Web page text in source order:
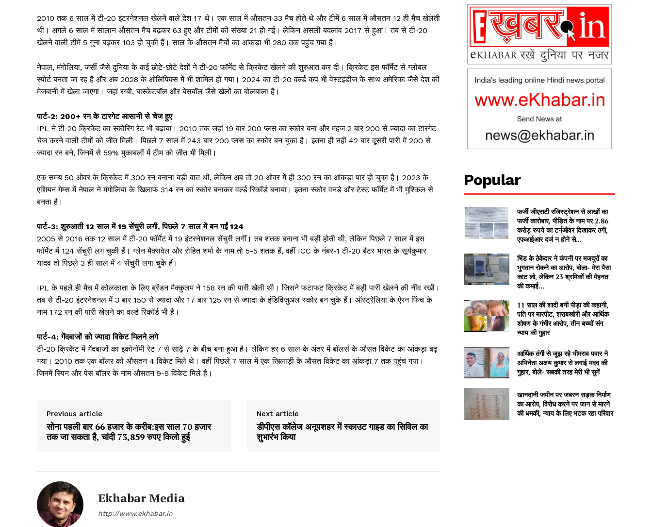
News Week
Magazine PRO
Company
About
My account
2010 तक 6 साल में टी-20 इंटरनेशनल खेलने वाले देश 17 थे। एक साल में औसतन 33 मैच होते थे और टीमें 6 साल में औसतन 12 ही मैच खेलती
थीं। अगले 6 साल में सालान औसतन मैच बढ़कर 63 हुए और टीमों की संख्या 21 हो गई। लेकिन असली बदलाव 2017 से हुआ। तब से टी-20
खेलने वाली टीमें 5 गुना बढ़कर 103 हो चुकी हैं। साल के औसतन मैचों का आंकड़ा भी 280 तक पहुंच गया है।
नेपाल, मंगोलिया, जर्सी जैसे दुनिया के कई छोटे-छोटे देशों ने टी-20 फॉर्मेट से क्रिकेट खेलने की शुरुआत कर दी। क्रिकेट इस फॉर्मेट से ग्लोबल
स्पोर्ट बनता जा रह है और अब 2028 के ओलिंपिक्स में भी शामिल हो गया। 2024 का टी-20 वर्ल्ड कप भी वेस्टइंडीज के साथ अमेरिका जैसे देश की
मेजबानी में खेला जाएगा। जहां रग्बी, बास्केटबॉल और बेसबॉल जैसे खेलों का बोलबाला है।
पार्ट-2: 200+ रन के टारगेट आसानी से चेज हुए
IPL ने टी-20 क्रिकेट का स्कोरिंग रेट भी बढ़ाया। 2010 तक जहां 19 बार 200 प्लस का स्कोर बना और महज 2 बार 200 से ज्यादा का टारगेट
चेज करने वाली टीमों को जीत मिली। पिछले 7 साल में 243 बार 200 प्लस का स्कोर बन चुका है। इतना ही नहीं 42 बार दूसरी पारी में 200 से
ज्यादा रन बने, जिनमें से 59% मुकाबलों में टीम को जीत भी मिली।
एक समय 50 ओवर के क्रिकेट में 300 रन बनाना बड़ी बात थी, लेकिन अब तो 20 ओवर में ही 300 रन का आंकड़ा पार हो चुका है। 2023 के
एशियन गेम्स में नेपाल ने मंगोलिया के खिलाफ 314 रन का स्कोर बनाकर वर्ल्ड रिकॉर्ड बनाया। इतना स्कोर वनडे और टेस्ट फॉर्मेट में भी मुश्किल से
बनता है।
पार्ट-3: शुरुआती 12 साल में 19 सेंचुरी लगी, पिछले 7 साल में बन गईं 124
2005 से 2016 तक 12 साल में टी-20 फॉर्मेट में 19 इंटरनेशनल सेंचुरी लगीं। तब शतक बनाना भी बड़ी होती थी, लेकिन पिछले 7 साल में इस
फॉर्मेट में 124 सेंचुरी लग चुकी हैं। ग्लेन मैक्सवेल और रोहित शर्मा के नाम तो 5-5 शतक हैं, वहीं ICC के नंबर-1 टी-20 बैटर भारत के सूर्यकुमार
यादव तो पिछले 3 ही साल में 4 सेंचुरी लगा चुके हैं।
IPL के पहले ही मैच में कोलकाता के लिए ब्रेंडन मैक्कुलम ने 158 रन की पारी खेली थी। जिसने फटाफट क्रिकेट में बड़ी पारी खेलने की नींव रखी।
तब से टी-20 इंटरनेशनल में 3 बार 150 से ज्यादा और 17 बार 125 रन से ज्यादा के इंडिविजुअल स्कोर बन चुके हैं। ऑस्ट्रेलिया के ऐरन फिंच के
नाम 172 रन की पारी खेलने का वर्ल्ड रिकॉर्ड भी है।
पार्ट-4: गेंदबाजों को ज्यादा विकेट मिलने लगे
टी-20 क्रिकेट में गेंदबाजों का इकोनॉमी रेट 7 से साढ़े 7 के बीच बना हुआ है। लेकिन हर 6 साल के अंतर में बॉलर्स के औसत विकेट का आंकड़ा बढ़
गया। 2010 तक एक बॉलर को औसतन 4 विकेट मिले थे। वहीं पिछले 7 साल में एक खिलाड़ी के औसत विकेट का आंकड़ा 7 तक पहुंच गया।
जिनमें स्पिन और पेस बॉलर के नाम औसतन 9-9 विकेट मिले हैं।
Previous article
सोना पहली बार 66 हजार के करीब:इस साल 70 हजार
तक जा सकता है, चांदी 73,859 रुपए किलो हुई
Next article
डीपीएस कॉलेज अनूपशहर में स्काउट गाइड का सिविल का
शुभारंभ किया
Ekhabar Media
http://www.ekhabar.in
Popular
फर्जी जीएसटी रजिस्ट्रेशन से लाखों का
फर्जी कारोबार, पीड़ित के नाम पर 2.86
करोड़ रुपये का टर्नओवर दिखाकर ठगी,
एफआईआर दर्ज न होने से...
भिंड के ठेकेदार ने कंपनी पर मजदूरों का
भुगतान रोकने का आरोप, बोला- मेरा पैसा
काट लो, लेकिन 23 श्रमिकों की मेहनत
की कमाई...
11 साल की शादी बनी पीड़ा की कहानी,
पति पर मारपीट, शराबखोरी और आर्थिक
शोषण के गंभीर आरोप, तीन बच्चों संग
न्याय की गुहार
आर्थिक तंगी से जूझ रहे भीमराव पवार ने
अभिनेता अक्षय कुमार से लगाई मदद की
गुहार, बोले- सबकी तरह मेरी भी सुनें
खानदानी जमीन पर जबरन सड़क निर्माण
का आरोप, विरोध करने पर जान से मारने
की धमकी, न्याय के लिए भटक रहा परिवार